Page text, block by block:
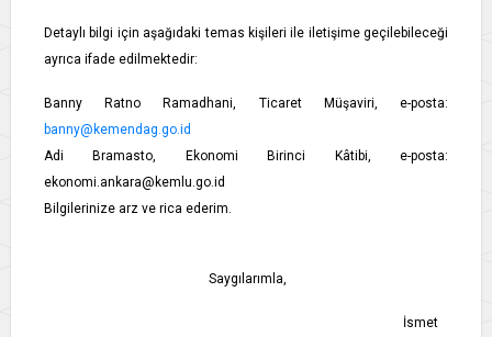
Detaylı bilgi için aşağıdaki temas kişileri ile iletişime geçilebileceği
ayrıca ifade edilmektedir:
Banny Ratno Ramadhani, Ticaret Müşaviri, e-posta:
banny@kemendag.go.id
Adi Bramasto, Ekonomi Birinci Kâtibi, e-posta:
ekonomi.ankara@kemlu.go.id
Bilgilerinize arz ve rica ederim.
Saygılarımla,
İsmet